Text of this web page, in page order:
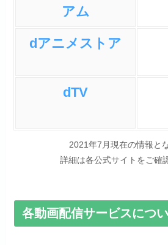
アム
dアニメストア
dTV
2021年7月現在の情報と
詳細は各公式サイトをご確
各動画配信サービスにつ